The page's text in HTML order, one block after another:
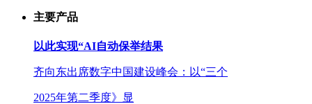
主要产品
以此实现“AI自动保举结果
齐向东出席数字中国建设峰会：以“三个
2025年第二季度》显